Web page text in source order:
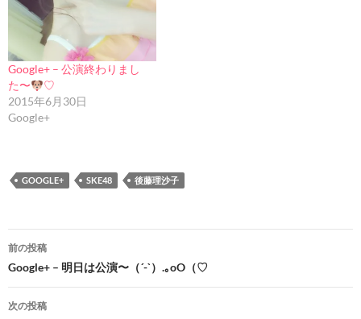
Google+ – 公演終わりまし
た〜
♡
2015年6月30日
Google+
GOOGLE+ SKE48 後藤理沙子
投
稿
ナ
前の投稿
Google+ – 明日は公演〜（´-`）.｡oO（♡
次の投稿